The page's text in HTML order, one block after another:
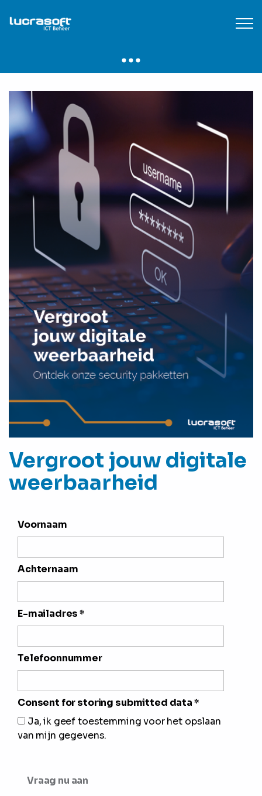
Vergroot jouw digitale
weerbaarheid
Voornaam
Achternaam
E-mailadres*
Telefoonnummer
Consent for storing submitted data*
Ja, ik geef toestemming voor het opslaan
van mijn gegevens.